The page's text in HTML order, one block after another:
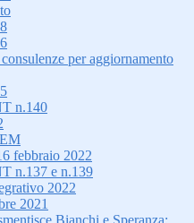
per aggiornamento
n.140
febbraio 2022
n.137 e n.139
2022
2021